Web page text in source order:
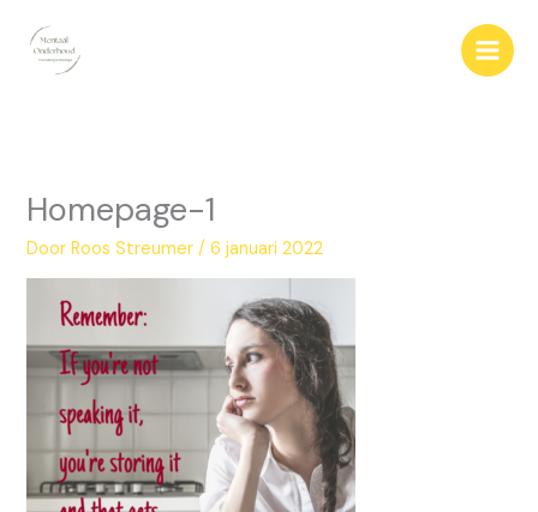
naar
Homepage-1
DoorRoos Streumer/6 januari 2022